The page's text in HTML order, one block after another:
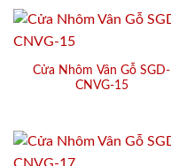
Cửa Nhôm Vân Gỗ SGD-
CNVG-15